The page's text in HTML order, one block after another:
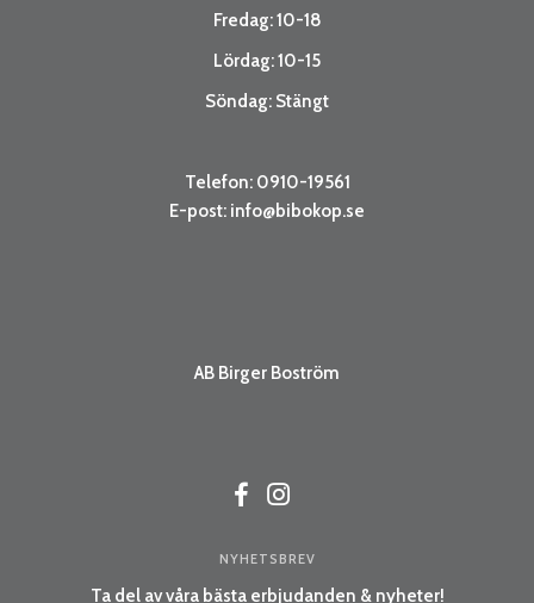
Fredag: 10-18
Lördag: 10-15
Söndag: Stängt
Telefon: 0910-19561
E-post: info@bibokop.se
AB Birger Boström
NYHETSBREV
Ta del av våra bästa erbjudanden & nyheter!